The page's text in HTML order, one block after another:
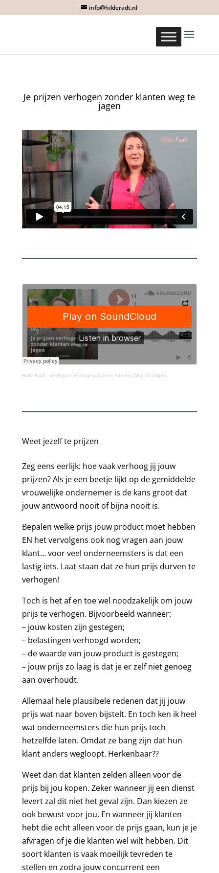
info@hilderadt.nl
Je prijzen verhogen zonder klanten weg te
jagen
Hilde Radt · Je Prijzen Verhogen Zonder Klanten Weg Te Jagen
Weet jezelf te prijzen
Zeg eens eerlijk: hoe vaak verhoog jij jouw
prijzen? Als je een beetje lijkt op de gemiddelde
vrouwelijke ondernemer is de kans groot dat
jouw antwoord nooit of bijna nooit is.
Bepalen welke prijs jouw product moet hebben
EN het vervolgens ook nog vragen aan jouw
klant… voor veel onderneemsters is dat een
lastig iets. Laat staan dat ze hun prijs durven te
verhogen!
Toch is het af en toe wel noodzakelijk om jouw
prijs te verhogen. Bijvoorbeeld wanneer:
– jouw kosten zijn gestegen;
– belastingen verhoogd worden;
– de waarde van jouw product is gestegen;
– jouw prijs zo laag is dat je er zelf niet genoeg
aan overhoudt.
Allemaal hele plausibele redenen dat jij jouw
prijs wat naar boven bijstelt. En toch ken ik heel
wat onderneemsters die hun prijs toch
hetzelfde laten. Omdat ze bang zijn dat hun
klant anders wegloopt. Herkenbaar??
Weet dan dat klanten zelden alleen voor de
prijs bij jou kopen. Zeker wanneer jij een dienst
levert zal dit niet het geval zijn. Dan kiezen ze
ook bewust voor jou. En wanneer jij klanten
hebt die echt alleen voor de prijs gaan, kun je je
afvragen of je die klanten wel wilt hebben. Dit
soort klanten is vaak moeilijk tevreden te
stellen en zodra jouw concurrent een